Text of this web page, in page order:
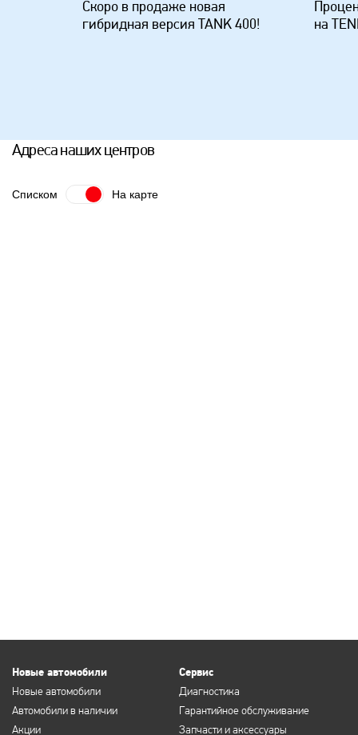
Скоро в продаже новая
гибридная версия TANK 400!
на
Адреса наших центров
Списком На карте
Новые автомобили
Новые автомобили
Автомобили в наличии
Акции
Сервис
Диагностика
Гарантийное обслуживание
Запчасти и аксессуары